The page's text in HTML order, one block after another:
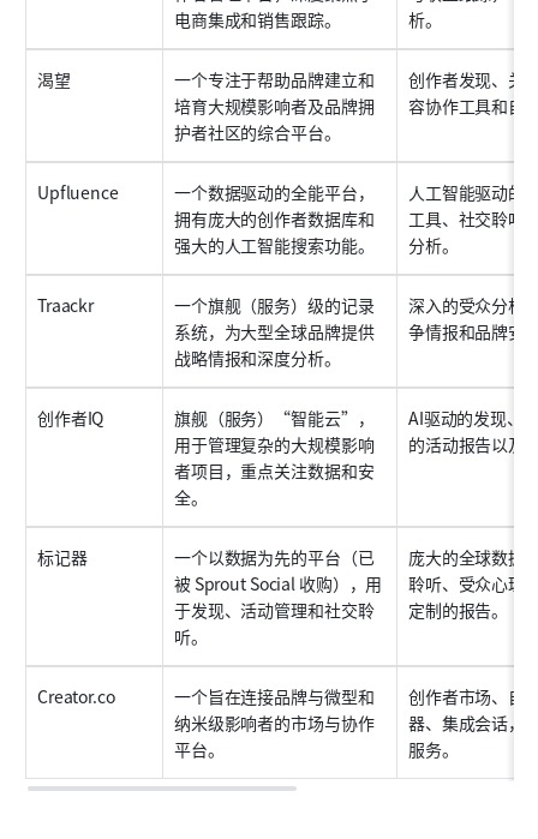
电商集成和销售跟踪。
析。
渴望
一个专注于帮助品牌建立和
培育大规模影响者及品牌拥
护者社区的综合平台。
创作者发现、关
容协作工具和自
Upfluence
一个数据驱动的全能平台，
拥有庞大的创作者数据库和
强大的人工智能搜索功能。
人工智能驱动的
工具、社交聆听
分析。
Traackr
一个旗舰（服务）级的记录
系统，为大型全球品牌提供
战略情报和深度分析。
深入的受众分析
争情报和品牌安
创作者IQ
旗舰（服务）“智能云”，
用于管理复杂的大规模影响
者项目，重点关注数据和安
全。
AI驱动的发现、
的活动报告以及
标记器
一个以数据为先的平台（已
被 Sprout Social 收购），用
于发现、活动管理和社交聆
听。
庞大的全球数据
聆听、受众心理
定制的报告。
Creator.co
一个旨在连接品牌与微型和
纳米级影响者的市场与协作
平台。
创作者市场、自
器、集成会话，
服务。